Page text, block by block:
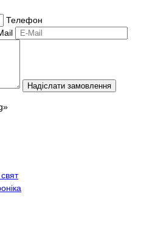
Телефон
Надіслати замовлення